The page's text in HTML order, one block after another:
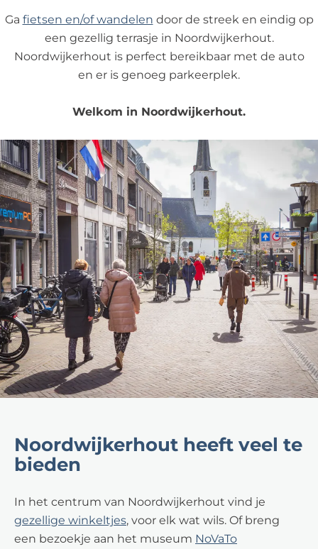
Ga fietsen en/of wandelen door de streek en eindig op
een gezellig terrasje in Noordwijkerhout.
Noordwijkerhout is perfect bereikbaar met de auto
en er is genoeg parkeerplek.
Welkom in Noordwijkerhout.
Noordwijkerhout heeft veel te
bieden
In het centrum van Noordwijkerhout vind je
gezellige winkeltjes, voor elk wat wils. Of breng
een bezoekje aan het museum NoVaTo